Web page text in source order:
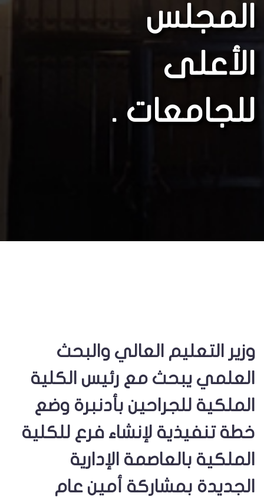
المجلس
الأعلى
للجامعات .
وزير التعليم العالي والبحث
العلمي يبحث مع رئيس الكلية
الملكية للجراحين بأدنبرة وضع
خطة تنفيذية لإنشاء فرع للكلية
الملكية بالعاصمة الإدارية
الجديدة بمشاركة أمين عام